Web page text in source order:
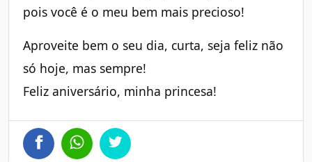
pois você é o meu bem mais precioso!
Aproveite bem o seu dia, curta, seja feliz não
só hoje, mas sempre!
Feliz aniversário, minha princesa!